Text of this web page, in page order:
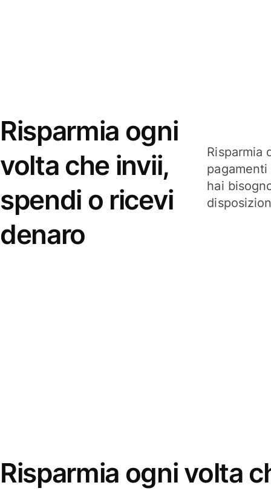
Risparmia ogni
volta che invii,
spendi o ricevi
denaro
Risparmia
hai
Risparmia ogni volta